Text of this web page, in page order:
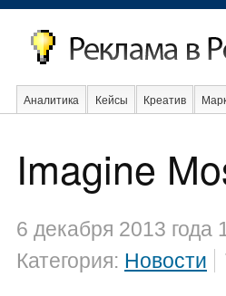
Аналитика Кейсы Креатив
Imagine
6 декабря 2013 года
Категория: Новости